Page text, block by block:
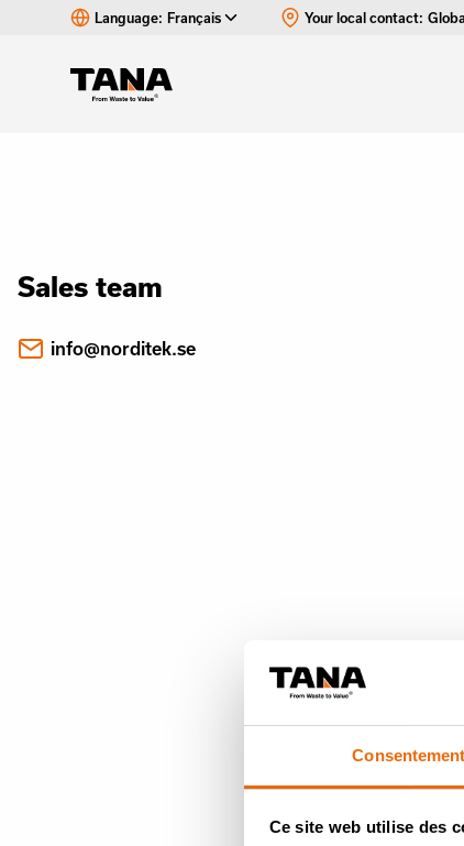
Consentement
Ce site web utilise des
Language: Français Your local contact: Global
Sales team
info@norditek.se